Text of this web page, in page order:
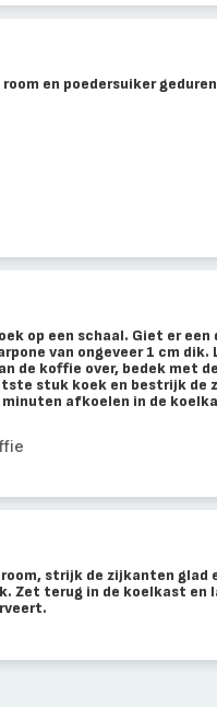
en poedersuiker
op een schaal. Giet er een
van ongeveer 1 cm dik.
de koffie over, bedek met
stuk koek en bestrijk de
afkoelen in de
strijk de zijkanten glad
Zet terug in de koelkast en